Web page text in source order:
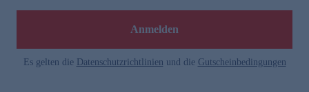
Anmelden
Es gelten die Datenschutzrichtlinien und die Gutscheinbedingungen